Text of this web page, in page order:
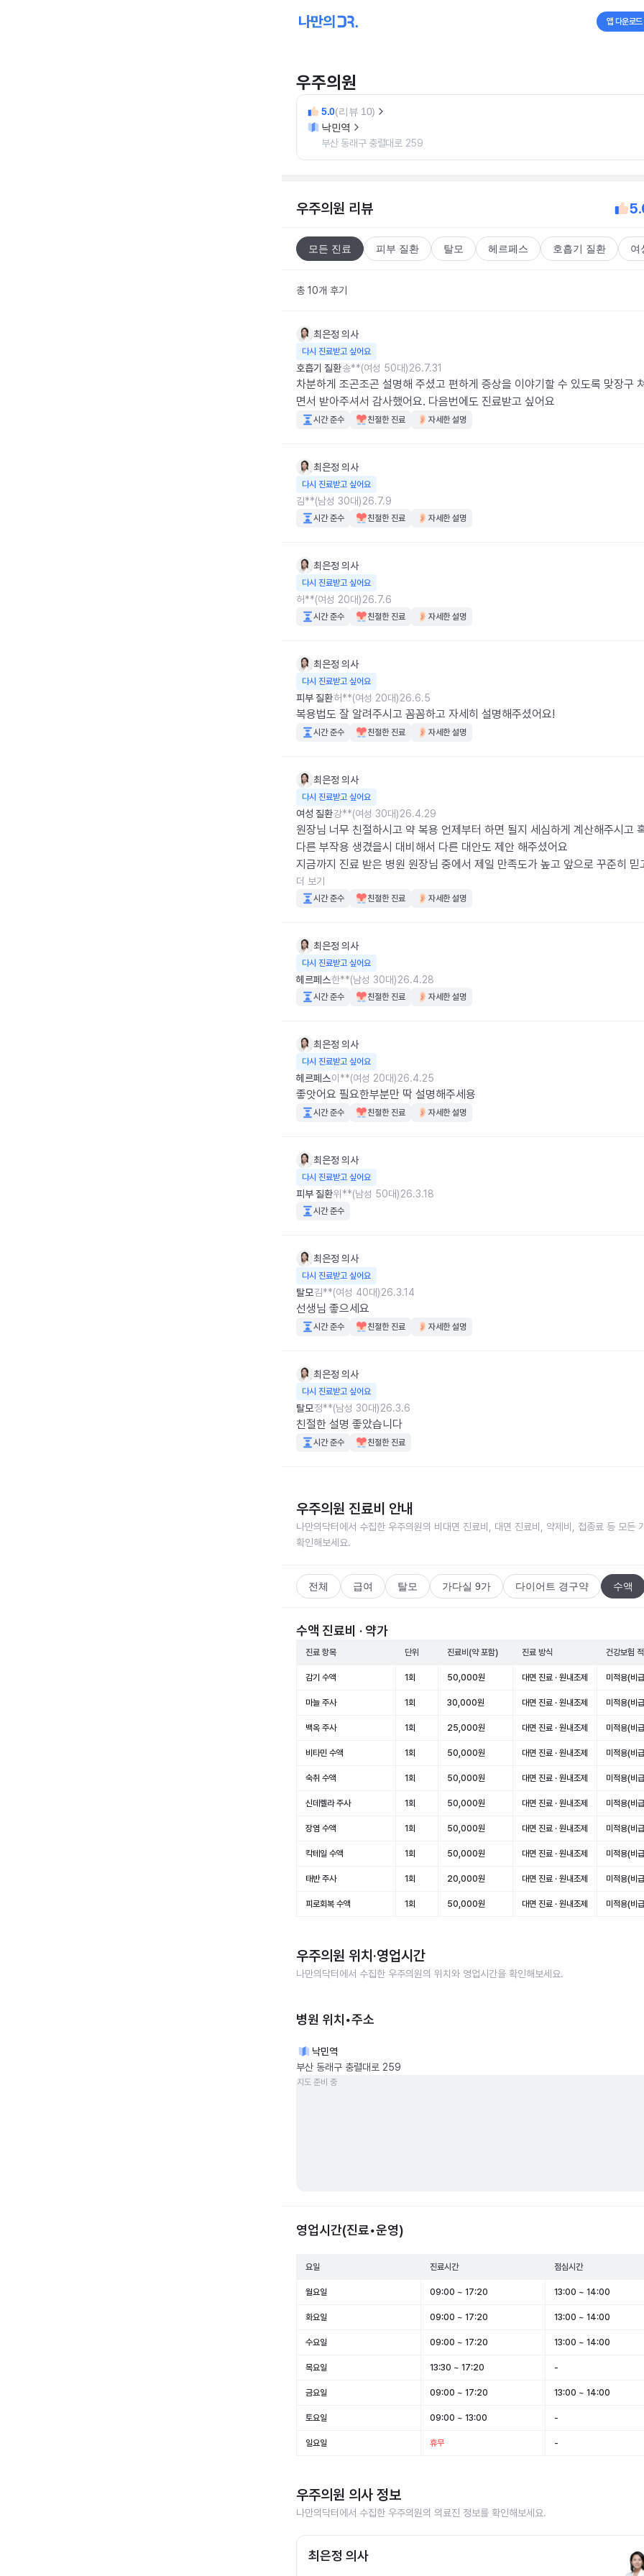
앱 다운로드
우주의원
5.0(리뷰 10)
낙민역
부산 동래구 충렬대로 259
우주의원 리뷰
모든 진료 피부 질환 탈모 헤르페스 호흡기 질환 여
총 10개 후기
최은정 의사
다시 진료받고 싶어요
호흡기 질환송**(여성 50대)26.7.31
차분하게 조곤조곤 설명해 주셨고 편하게 증상을 이야기할 수 있도록 맞장구
면서 받아주셔서 감사했어요. 다음번에도 진료받고 싶어요
시간 준수 친절한 진료 자세한 설명
최은정 의사
다시 진료받고 싶어요
김**(남성 30대)26.7.9
시간 준수 친절한 진료 자세한 설명
최은정 의사
다시 진료받고 싶어요
허**(여성 20대)26.7.6
시간 준수 친절한 진료 자세한 설명
최은정 의사
다시 진료받고 싶어요
피부 질환허**(여성 20대)26.6.5
복용법도 잘 알려주시고 꼼꼼하고 자세히 설명해주셨어요!
시간 준수 친절한 진료 자세한 설명
최은정 의사
다시 진료받고 싶어요
여성 질환강**(여성 30대)26.4.29
원장님 너무 친절하시고 약 복용 언제부터 하면 될지 세심하게 계산해주시고
다른 부작용 생겼을시 대비해서 다른 대안도 제안 해주셨어요
지금까지 진료 받은 병원 원장님 중에서 제일 만족도가 높고 앞으로 꾸준히 믿
을수 있는 원장님이신것 같아요 👍👍👍 원장님 얼굴도 이쁘신거 같은데 진료
소리도 굿걸 !
더 보기
시간 준수 친절한 진료 자세한 설명
최은정 의사
다시 진료받고 싶어요
헤르페스한**(남성 30대)26.4.28
시간 준수 친절한 진료 자세한 설명
최은정 의사
다시 진료받고 싶어요
헤르페스이**(여성 20대)26.4.25
좋앗어요 필요한부분만 딱 설명해주세용
시간 준수 친절한 진료 자세한 설명
최은정 의사
다시 진료받고 싶어요
피부 질환위**(남성 50대)26.3.18
시간 준수
최은정 의사
다시 진료받고 싶어요
탈모김**(여성 40대)26.3.14
선생님 좋으세요
시간 준수 친절한 진료 자세한 설명
최은정 의사
다시 진료받고 싶어요
탈모정**(남성 30대)26.3.6
친절한 설명 좋았습니다
시간 준수 친절한 진료
우주의원 진료비 안내
나만의닥터에서 수집한 우주의원의 비대면 진료비, 대면 진료비, 약제비, 접종료 등 모든
확인해보세요.
전체 급여 탈모 가다실 9가 다이어트 경구약 수액
수액 진료비 · 약가
진료 항목 단위 진료비(약 포함) 진료 방식 건강보험
감기 수액 1회 50,000원 대면 진료 · 원내조제 미적용(비
마늘 주사 1회 30,000원 대면 진료 · 원내조제 미적용(비
백옥 주사 1회 25,000원 대면 진료 · 원내조제 미적용(비
비타민 수액 1회 50,000원 대면 진료 · 원내조제 미적용(비
숙취 수액 1회 50,000원 대면 진료 · 원내조제 미적용(비
신데렐라 주사 1회 50,000원 대면 진료 · 원내조제 미적용(비
장염 수액 1회 50,000원 대면 진료 · 원내조제 미적용(비
칵테일 수액 1회 50,000원 대면 진료 · 원내조제 미적용(비
태반 주사 1회 20,000원 대면 진료 · 원내조제 미적용(비
피로회복 수액 1회 50,000원 대면 진료 · 원내조제 미적용(비
우주의원 위치·영업시간
나만의닥터에서 수집한 우주의원의 위치와 영업시간을 확인해보세요.
병원 위치•주소
낙민역
부산 동래구 충렬대로 259
지도 준비 중
영업시간(진료•운영)
요일 진료시간 점심시간
월요일 09:00 ~ 17:20 13:00 ~ 14:00
화요일 09:00 ~ 17:20 13:00 ~ 14:00
수요일 09:00 ~ 17:20 13:00 ~ 14:00
목요일 13:30 ~ 17:20 -
금요일 09:00 ~ 17:20 13:00 ~ 14:00
토요일 09:00 ~ 13:00 -
일요일 휴무 -
우주의원 의사 정보
나만의닥터에서 수집한 우주의원의 의료진 정보를 확인해보세요.
최은정 의사